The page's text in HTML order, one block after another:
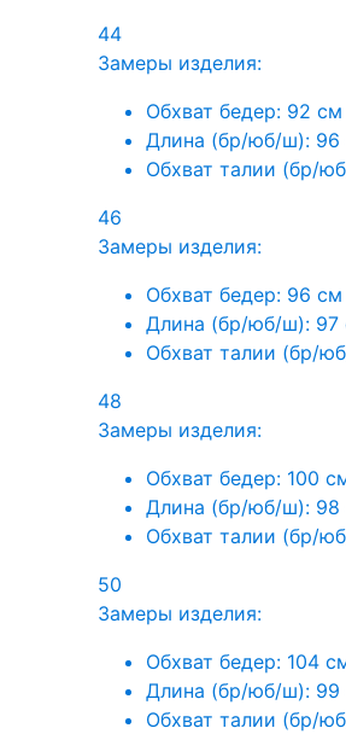
44
Замеры изделия:
Обхват бедер: 92 см
Длина (бр/юб/ш): 96
Обхват талии (бр/
46
Замеры изделия:
Обхват бедер: 96 см
Длина (бр/юб/ш): 97
Обхват талии (бр/
48
Замеры изделия:
Обхват бедер: 100
Длина (бр/юб/ш): 98
Обхват талии (бр/
50
Замеры изделия:
Обхват бедер: 104
Длина (бр/юб/ш): 99
Обхват талии (бр/